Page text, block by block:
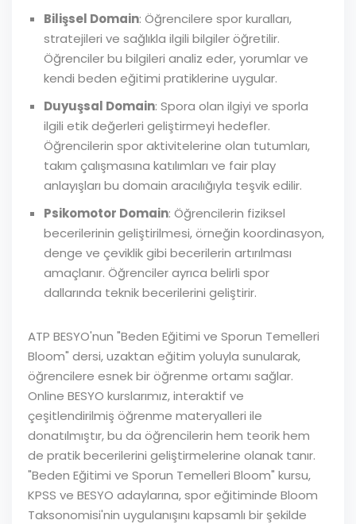
Bilişsel Domain: Öğrencilere spor kuralları,
stratejileri ve sağlıkla ilgili bilgiler öğretilir.
Öğrenciler bu bilgileri analiz eder, yorumlar ve
kendi beden eğitimi pratiklerine uygular.
Duyuşsal Domain: Spora olan ilgiyi ve sporla
ilgili etik değerleri geliştirmeyi hedefler.
Öğrencilerin spor aktivitelerine olan tutumları,
takım çalışmasına katılımları ve fair play
anlayışları bu domain aracılığıyla teşvik edilir.
Psikomotor Domain: Öğrencilerin fiziksel
becerilerinin geliştirilmesi, örneğin koordinasyon,
denge ve çeviklik gibi becerilerin artırılması
amaçlanır. Öğrenciler ayrıca belirli spor
dallarında teknik becerilerini geliştirir.
ATP BESYO'nun "Beden Eğitimi ve Sporun Temelleri
Bloom" dersi, uzaktan eğitim yoluyla sunularak,
öğrencilere esnek bir öğrenme ortamı sağlar.
Online BESYO kurslarımız, interaktif ve
çeşitlendirilmiş öğrenme materyalleri ile
donatılmıştır, bu da öğrencilerin hem teorik hem
de pratik becerilerini geliştirmelerine olanak tanır.
"Beden Eğitimi ve Sporun Temelleri Bloom" kursu,
KPSS ve BESYO adaylarına, spor eğitiminde Bloom
Taksonomisi'nin uygulanışını kapsamlı bir şekilde